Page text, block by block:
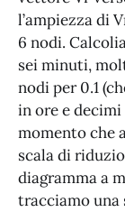
l’ampiezza di
6 nodi.
sei minuti,
nodi per 0.1
in ore e
momento che
scala di
diagramma a
tracciamo